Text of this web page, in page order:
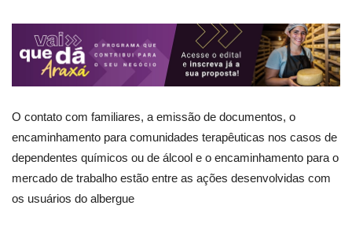
O contato com familiares, a emissão de documentos, o
encaminhamento para comunidades terapêuticas nos casos de
dependentes químicos ou de álcool e o encaminhamento para o
mercado de trabalho estão entre as ações desenvolvidas com
os usuários do albergue